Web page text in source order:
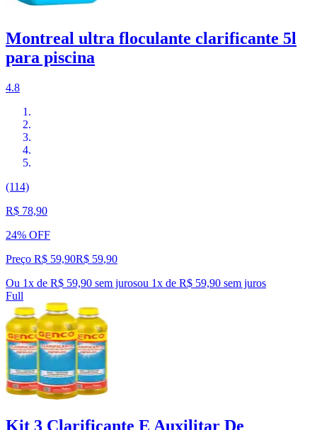
Montreal ultra floculante clarificante 5l
para piscina
4.8
(114)
R$ 78,90
24% OFF
Preço R$ 59,90R$ 59,90
Ou 1x de R$ 59,90 sem jurosou 1x de R$ 59,90 sem juros
Full
Kit 3 Clarificante E Auxilitar De